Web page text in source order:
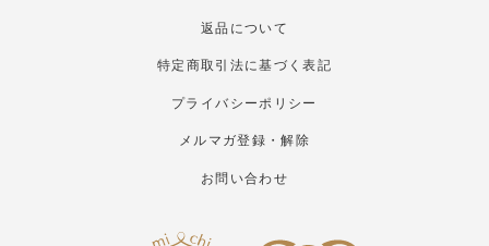
返品について
特定商取引法に基づく表記
プライバシーポリシー
メルマガ登録・解除
お問い合わせ